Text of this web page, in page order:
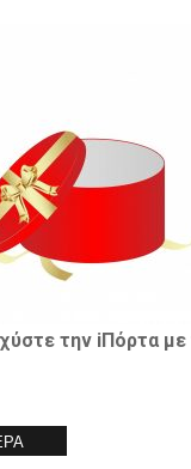
την iΠόρτα με